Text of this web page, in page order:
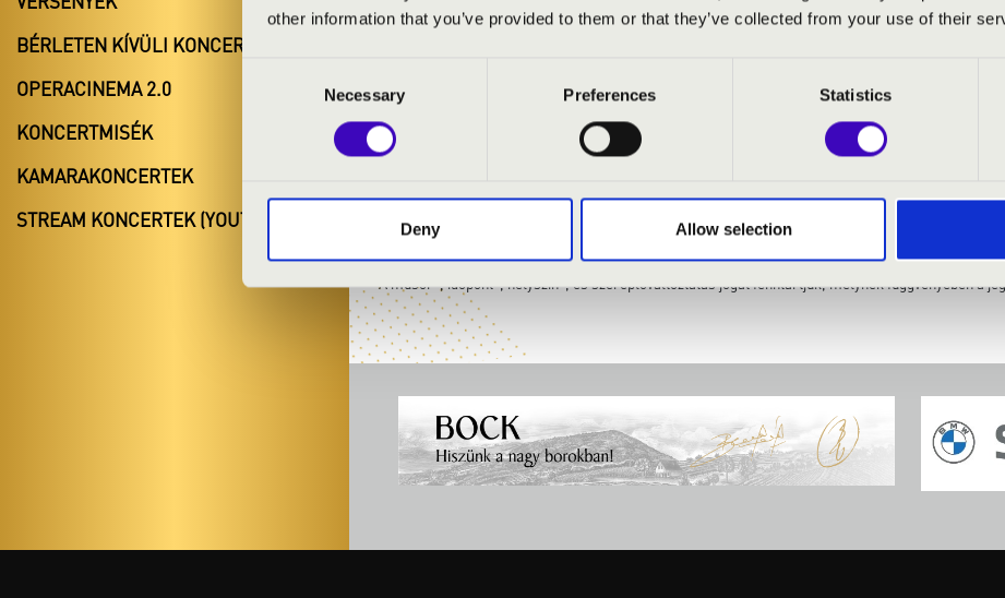
other information that you’ve provided to them or that they’ve collected from your use of their
Necessary Preferences Statistics
Deny Allow selection
BÉRLETEN KÍVÜLI KONCERTEK
OPERACINEMA 2.0
KONCERTMISÉK
KAMARAKONCERTEK
STREAM KONCERTEK (YOUTUBE)
#zeneóra ifjúsági kiajánló II.
A bérlet- és jegyárakkal kapcsolatos további információkért kérjük, forduljon a
Kalló Bence
bence.kallo@filharmonia.hu
A műsor-, időpont-, helyszín-, és szereplőváltoztatás jogát fenntartjuk, melynek függvényében a